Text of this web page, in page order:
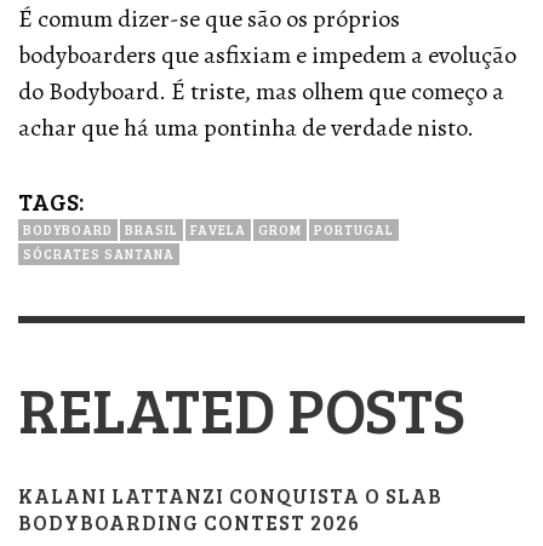
É comum dizer-se que são os próprios
bodyboarders que asfixiam e impedem a evolução
do Bodyboard. É triste, mas olhem que começo a
achar que há uma pontinha de verdade nisto.
TAGS:
BODYBOARD BRASIL FAVELA GROM
PORTUGAL
SÓCRATES SANTANA
RELATED POSTS
KALANI LATTANZI CONQUISTA O SLAB
BODYBOARDING CONTEST 2026